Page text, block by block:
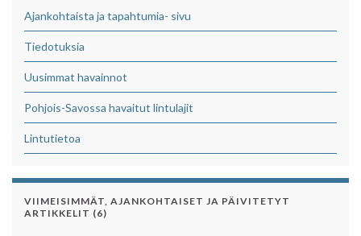
Ajankohtaista ja tapahtumia- sivu
Tiedotuksia
Uusimmat havainnot
Pohjois-Savossa havaitut lintulajit
Lintutietoa
VIIMEISIMMÄT, AJANKOHTAISET JA PÄIVITETYT
ARTIKKELIT (6)